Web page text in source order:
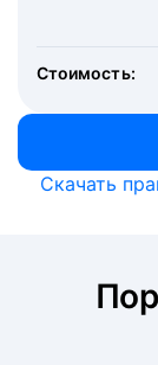
Стоимость:
Скачать